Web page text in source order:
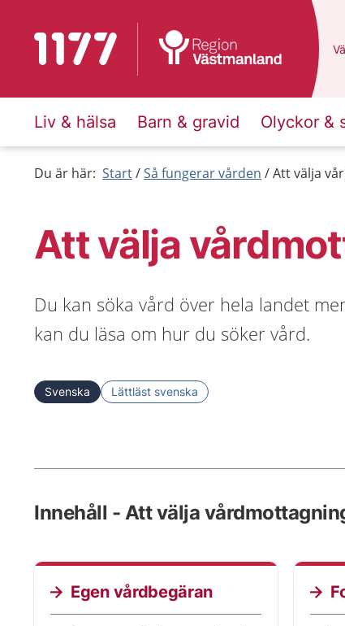
Till startsidan för 1177
Liv & hälsa Barn & gravid Olyckor &
Du är här: Start Så fungerar vården Att välja
Att välja
Du kan söka vård över hela landet
kan du läsa om hur du söker vård.
Svenska Lättläst svenska
Innehåll - Att välja
Egen vårdbegäran